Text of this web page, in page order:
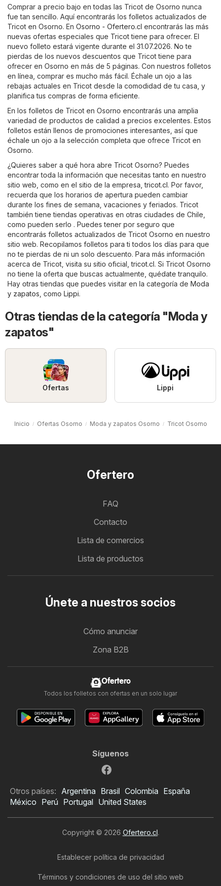
Comprar a precio bajo en todas las Tricot de Osorno nunca
fue tan sencillo. Aquí encontrarás los folletos actualizados de
Tricot en Osorno. En Osorno - Ofertero.cl encontrarás las más
nuevas ofertas especiales que Tricot tiene para ofrecer. El
nuevo folleto estará vigente durante el 31.07.2026. No te
pierdas de los nuevos descuentos que Tricot tiene para
ofrecer en Osorno en más de 5 páginas. Con nuestros folletos
en línea, comprar es mucho más fácil. Échale un ojo a las
rebajas actuales en Tricot desde la comodidad de tu casa, y
planifica tus compras de forma eficiente.
En los folletos de Tricot en Osorno encontrarás una amplia
variedad de productos de calidad a precios excelentes. Estos
folletos están llenos de promociones interesantes, así que
échale un ojo a la selección completa que ofrece Tricot en
Osorno.
¿Quieres saber a qué hora abre Tricot Osorno? Puedes
encontrar toda la información que necesitas tanto en nuestro
sitio web, como en el sitio de la empresa,tricot.cl. Por favor,
recuerda que los horarios de apertura pueden cambiar
durante los fines de semana, vacaciones y feriados. Tricot
también tiene tiendas operativas en otras ciudades de Chile,
como pueden serlo . Puedes tener por seguro que
encontrarás folletos actualizados de Tricot Osorno en nuestro
sitio web. Recopilamos folletos para ti todos los días para que
no te pierdas de ni un solo descuento. Para más información
acerca de Tricot, visita su sitio oficial,tricot.cl. Si Tricot Osorno
no tiene la oferta que buscas actualmente, quédate tranquilo.
Hay otras tiendas que puedes visitar en la categoría de Moda
y zapatos , como Lippi.
Otras tiendas de la categoría "Moda y
zapatos"
Ofertas Lippi
Inicio Ofertas Osorno Moda y zapatos Osorno Tricot Osorno
Ofertero
FAQ
Contacto
Lista de comercios
Lista de productos
Únete a nuestros socios
Cómo anunciar
Zona B2B
Ofertero
Todos los folletos con ofertas en un solo lugar
Síguenos
Otros países: Argentina Brasil Colombia España
México Perú Portugal United States
Copyright © 2026 Ofertero.cl.
Establecer política de privacidad
Términos y condiciones de uso del sitio web